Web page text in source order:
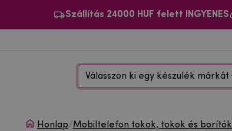
Szállítás 24000 HUF felett INGYENES
Válasszon ki egy készülék márkát
Honlap/Mobiltelefon tokok, tokok és borítók